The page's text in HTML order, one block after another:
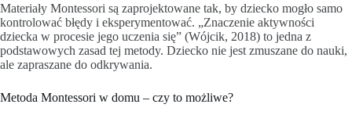
Materiały Montessori są zaprojektowane tak, by dziecko mogło samo
kontrolować błędy i eksperymentować. „Znaczenie aktywności
dziecka w procesie jego uczenia się” (Wójcik, 2018) to jedna z
podstawowych zasad tej metody. Dziecko nie jest zmuszane do nauki,
ale zapraszane do odkrywania.
Metoda Montessori w domu – czy to możliwe?